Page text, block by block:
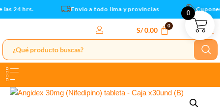
al
24 hrs. Envio a todo lima y provincias Cupones
S/0.00
Angidex
0
x30und
cantidad